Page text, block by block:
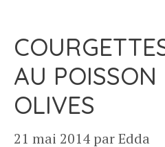
AU POISSON
OLIVES
21 mai 2014 parEdda